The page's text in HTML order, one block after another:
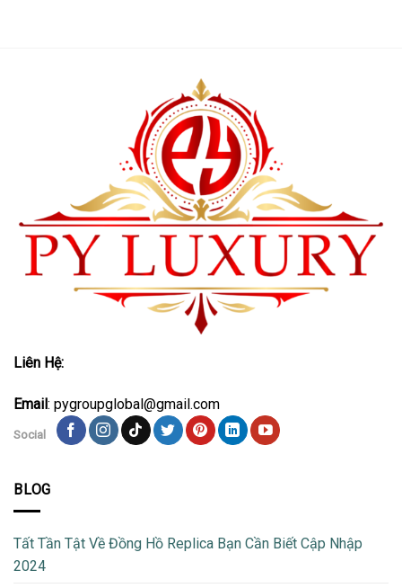
Liên Hệ:
Email: pygroupglobal@gmail.com
Social
BLOG
Tất Tần Tật Về Đồng Hồ Replica Bạn Cần Biết Cập Nhập
2024